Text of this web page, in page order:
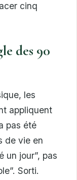
cinq
des 90
les
appliquent
pas été
de vie en
un jour”, pas
Sorti.